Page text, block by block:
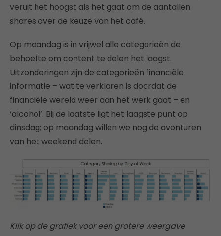
veruit het hoogst als het gaat om de aantallen
shares over de keuze van het café.
Op maandag is in vrijwel alle categorieën de
behoefte om content te delen het laagst.
Uitzonderingen zijn de categorieën financiële
informatie – wat te verklaren is doordat de
financiële wereld weer aan het werk gaat – en
‘alcohol’. Bij de laatste ligt het laagste punt op
dinsdag; op maandag willen we nog de avonturen
van het weekend delen.
Klik op de grafiek voor een grotere weergave